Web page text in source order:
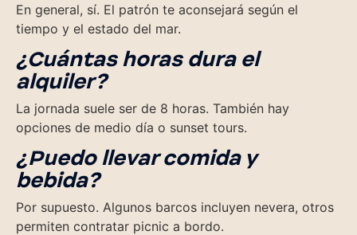
En general, sí. El patrón te aconsejará según el
tiempo y el estado del mar.
¿Cuántas horas dura el
alquiler?
La jornada suele ser de 8 horas. También hay
opciones de medio día o sunset tours.
¿Puedo llevar comida y
bebida?
Por supuesto. Algunos barcos incluyen nevera, otros
permiten contratar picnic a bordo.